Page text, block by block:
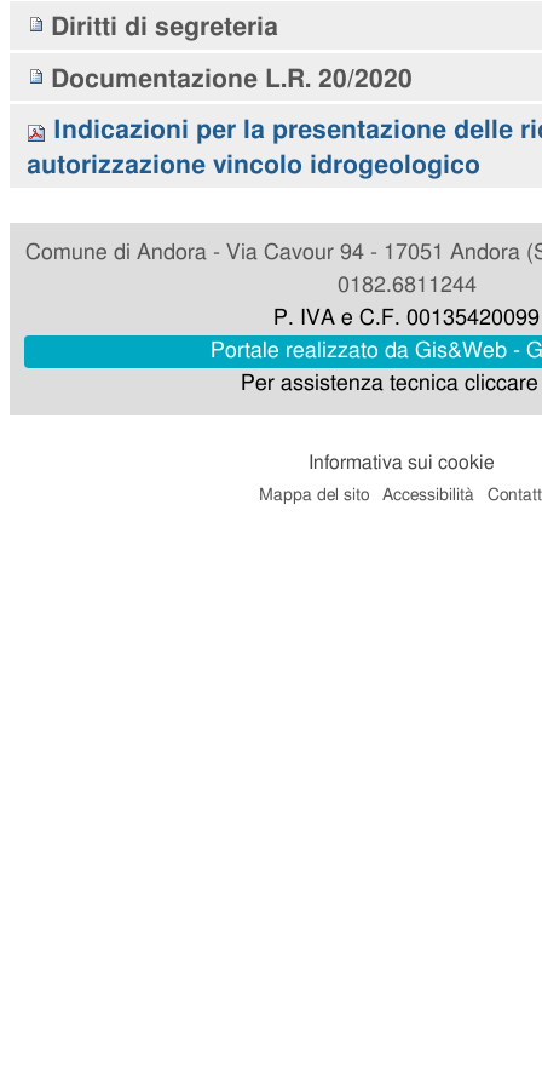
Diritti di segreteria
Documentazione L.R. 20/2020
Indicazioni per la presentazione delle
autorizzazione vincolo idrogeologico
Comune di Andora - Via Cavour 94 - 17051 Andora
0182.6811244
P. IVA e C.F. 00135420099
Portale realizzato da Gis&Web -
Per assistenza tecnica
Informativa sui cookie
Mappa del sito Accessibilità